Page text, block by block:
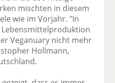
mischten in diesem
wie im Vorjahr. "In
Veganuary nicht mehr
Hollmann,